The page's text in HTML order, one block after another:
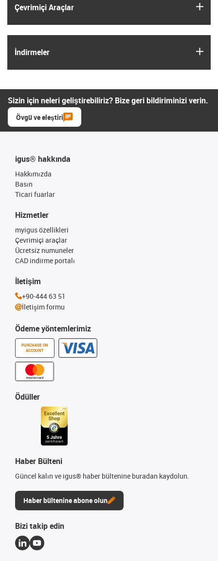
Çevrimiçi Araçlar
İndirmeler
Sizin için neleri geliştirebiliriz? Bize geri bildiriminizi verin.
Övgü ve eleştiri
igus® hakkında
Hakkımızda
Basın
Ticari fuarlar
Ödeme yöntemlerimiz
PURCHASE ON
ACCOUNT
Hizmetler
myigus özellikleri
Çevrimiçi araçlar
Ücretsiz numuneler
CAD indirme portalı
Ödüller
Haber Bülteni
Güncel kalın ve igus® haber bültenine buradan kaydolun.
Haber bültenine abone olun
İletişim
+90-444 63 51
İletişim formu
Bizi takip edin